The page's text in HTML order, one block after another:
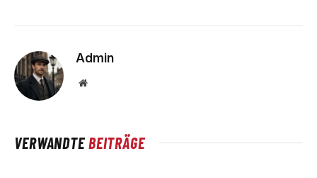
Admin
Website
VERWANDTEBEITRÄGE